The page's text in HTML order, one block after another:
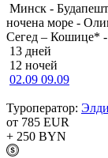
Минск -
ночена море -
Сегед – Кошице*
13 дней
12 ночей
02.09 09.09
Туроператор:
от 785 EUR
+ 250 BYN